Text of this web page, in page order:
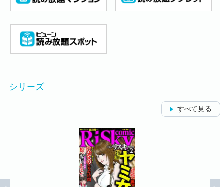
シリーズ
すべて見る